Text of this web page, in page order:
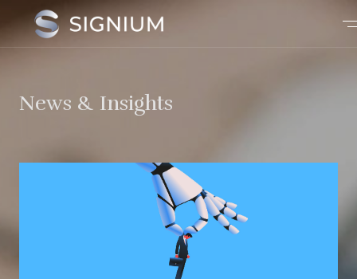
News & Insights